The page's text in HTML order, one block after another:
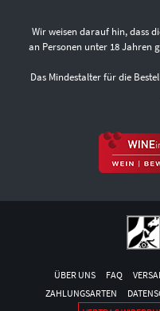
Wir weisen darauf hin, dass
an Personen unter 18 Jahren
Das Mindestalter für die
ÜBER UNS FAQ
ZAHLUNGSARTEN